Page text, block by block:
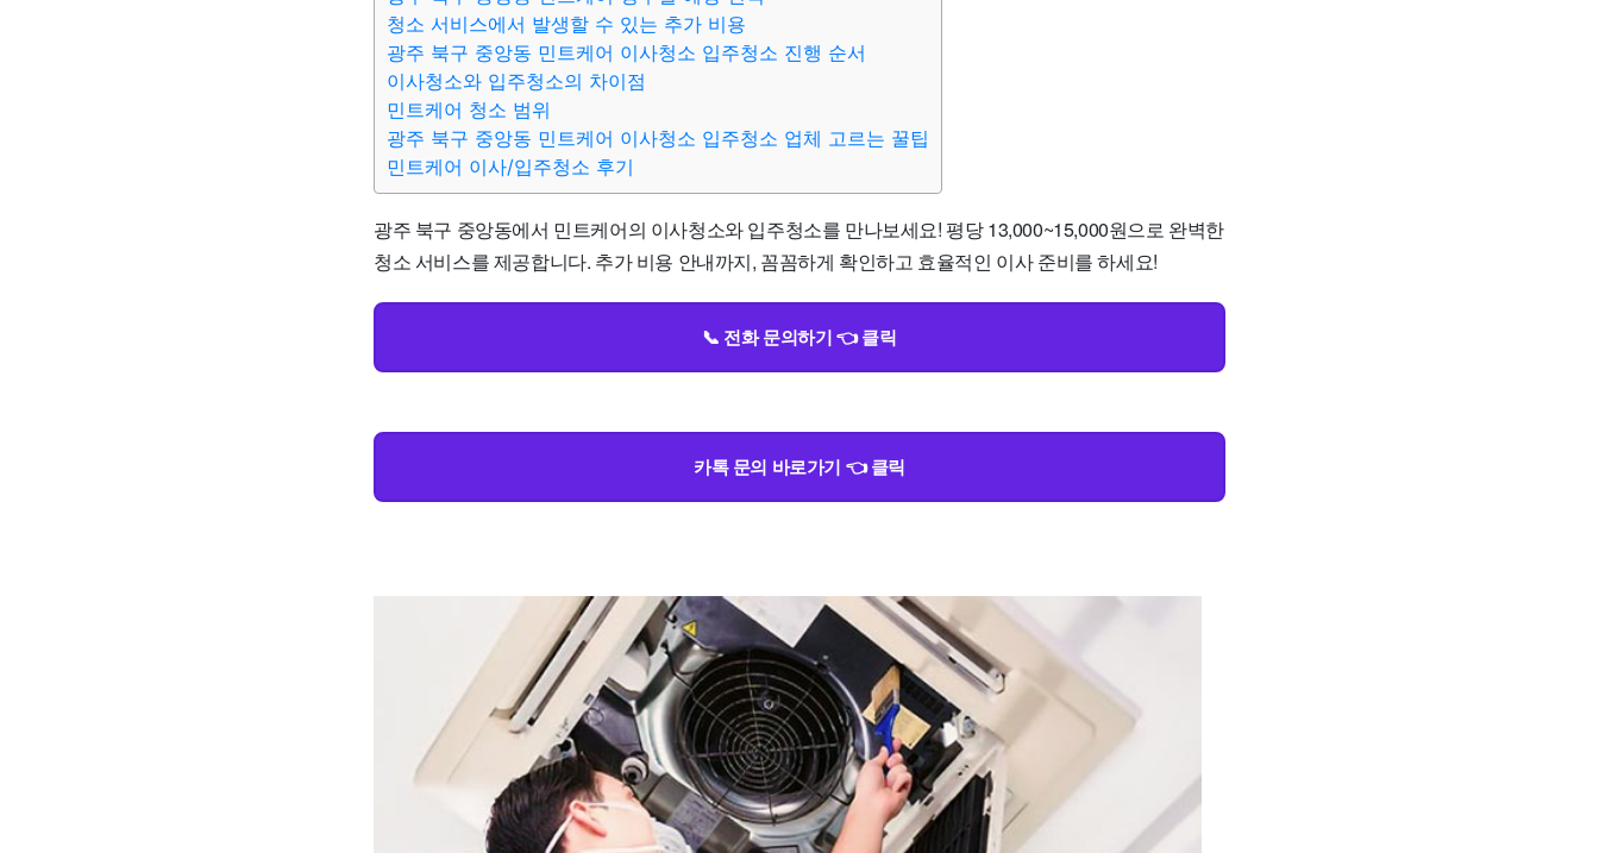
청소 서비스에서 발생할 수 있는 추가 비용
광주 북구 중앙동 민트케어 이사청소 입주청소 진행 순서
이사청소와 입주청소의 차이점
민트케어 청소 범위
광주 북구 중앙동 민트케어 이사청소 입주청소 업체 고르는 꿀팁
민트케어 이사/입주청소 후기
광주 북구 중앙동에서 민트케어의 이사청소와 입주청소를 만나보세요! 평당 13,000~15,000원으로 완벽한
청소 서비스를 제공합니다. 추가 비용 안내까지, 꼼꼼하게 확인하고 효율적인 이사 준비를 하세요!
📞 전화 문의하기 👈 클릭
카톡 문의 바로가기 👈 클릭